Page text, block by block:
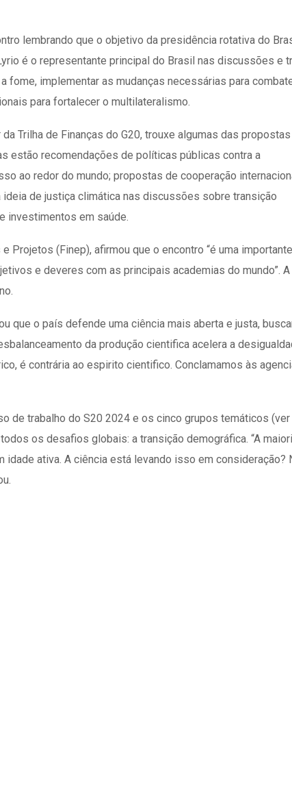
lembrando que o objetivo da presidência rotativa do
é o representante principal do Brasil nas discussões e
fome, implementar as mudanças necessárias para
para fortalecer o multilateralismo.
da Trilha de Finanças do G20, trouxe algumas das propostas
estão recomendações de políticas públicas contra a
ao redor do mundo; propostas de cooperação
de justiça climática nas discussões sobre transição
investimentos em saúde.
Projetos (Finep), afirmou que o encontro “é uma importante
e deveres com as principais academias do mundo”. A
que o país defende uma ciência mais aberta e justa,
da produção cientifica acelera a
é contrária ao espirito cientifico. Conclamamos às
de trabalho do S20 2024 e os cinco grupos temáticos (ver
os desafios globais: a transição demográfica. “A
ativa. A ciência está levando isso em consideração?